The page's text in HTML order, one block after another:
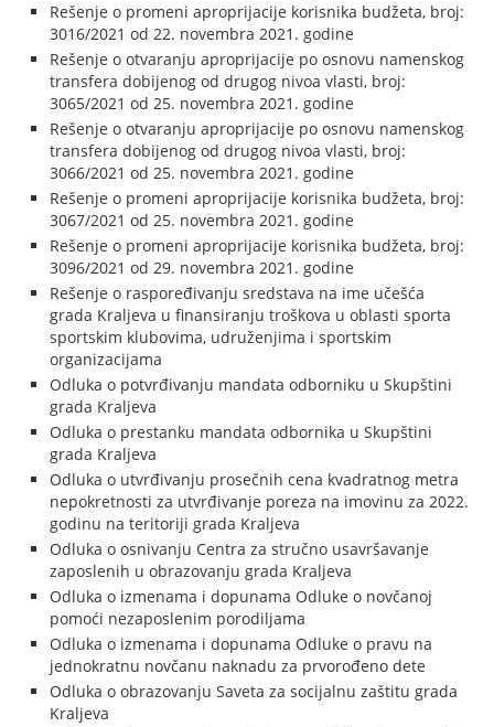
Rešenje o promeni aproprijacije korisnika budžeta, broj:
3016/2021 od 22. novembra 2021. godine
Rešenje o otvaranju aproprijacije po osnovu namenskog
transfera dobijenog od drugog nivoa vlasti, broj:
3065/2021 od 25. novembra 2021. godine
Rešenje o otvaranju aproprijacije po osnovu namenskog
transfera dobijenog od drugog nivoa vlasti, broj:
3066/2021 od 25. novembra 2021. godine
Rešenje o promeni aproprijacije korisnika budžeta, broj:
3067/2021 od 25. novembra 2021. godine
Rešenje o promeni aproprijacije korisnika budžeta, broj:
3096/2021 od 29. novembra 2021. godine
Rešenje o raspoređivanju sredstava na ime učešća
grada Kraljeva u finansiranju troškova u oblasti sporta
sportskim klubovima, udruženjima i sportskim
organizacijama
Odluka o potvrđivanju mandata odborniku u Skupštini
grada Kraljeva
Odluka o prestanku mandata odbornika u Skupštini
grada Kraljeva
Odluka o utvrđivanju prosečnih cena kvadratnog metra
nepokretnosti za utvrđivanje poreza na imovinu za 2022.
godinu na teritoriji grada Kraljeva
Odluka o osnivanju Centra za stručno usavršavanje
zaposlenih u obrazovanju grada Kraljeva
Odluka o izmenama i dopunama Odluke o novčanoj
pomoći nezaposlenim porodiljama
Odluka o izmenama i dopunama Odluke o pravu na
jednokratnu novčanu naknadu za prvorođeno dete
Odluka o obrazovanju Saveta za socijalnu zaštitu grada
Kraljeva